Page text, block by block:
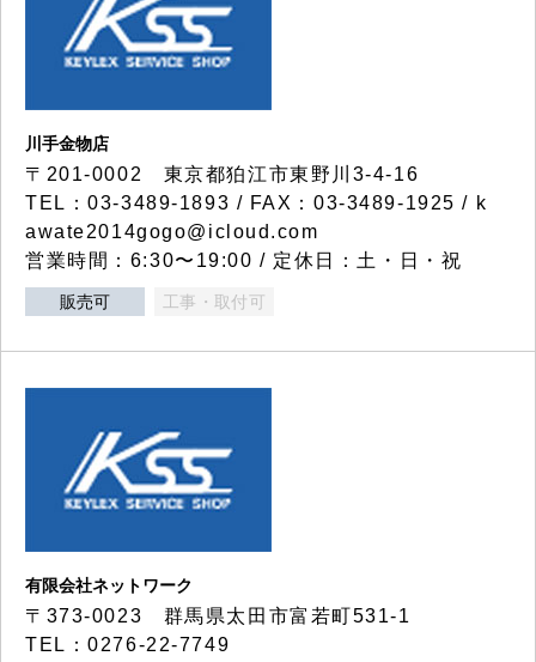
川手金物店
〒201-0002 東京都狛江市東野川3-4-16
TEL：03-3489-1893 / FAX：03-3489-1925 / k
awate2014gogo@icloud.com
営業時間：6:30〜19:00 / 定休日：土・日・祝
販売可 工事・取付可
有限会社ネットワーク
〒373-0023 群馬県太田市富若町531-1
TEL：0276-22-7749